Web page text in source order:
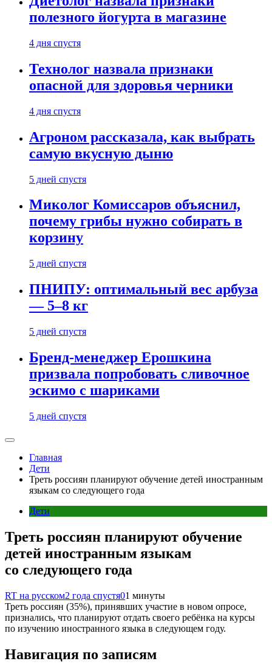
полезного йогурта в магазине
4 дня спустя
Технолог назвала признаки
опасной для здоровья черники
4 дня спустя
Агроном рассказала, как выбрать
самую вкусную дыню
5 дней спустя
Миколог Комиссаров объяснил,
почему грибы нужно собирать в
корзину
5 дней спустя
ПНИПУ: оптимальный вес арбуза
— 5–8 кг
5 дней спустя
Бренд-менеджер Ерошкина
призвала попробовать сливочное
эскимо с шариками
5 дней спустя
Главная
Дети
Треть россиян планируют обучение детей иностранным
языкам со следующего года
Дети
Треть россиян планируют обучение
детей иностранным языкам
со следующего года
RT на русском2 года спустя01 минуты
Треть россиян (35%), принявших участие в новом опросе,
признались, что планируют отдать своего ребёнка на курсы
по изучению иностранного языка в следующем году.
Навигация по записям